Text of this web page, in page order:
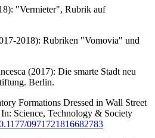
"Vermieter", Rubrik auf
2018): Rubriken "Vomovia" und
(2017): Die smarte Stadt neu
Berlin.
Formations Dressed in Wall Street
Science, Technology & Society
0971721816682783